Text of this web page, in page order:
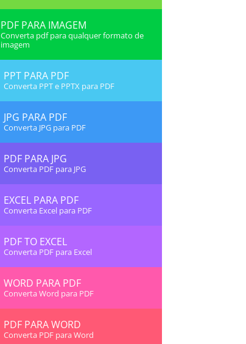
PDF PARA IMAGEM
Converta pdf para qualquer formato de
imagem
PPT PARA PDF
Converta PPT e PPTX para PDF
JPG PARA PDF
Converta JPG para PDF
PDF PARA JPG
Converta PDF para JPG
EXCEL PARA PDF
Converta Excel para PDF
PDF TO EXCEL
Converta PDF para Excel
WORD PARA PDF
Converta Word para PDF
PDF PARA WORD
Converta PDF para Word